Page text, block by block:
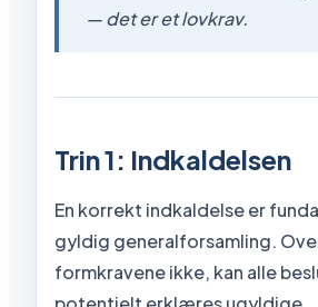
— det er et lovkrav.
Trin 1: Indkaldelsen
En korrekt indkaldelse er
gyldig generalforsamling.
formkravene ikke, kan alle